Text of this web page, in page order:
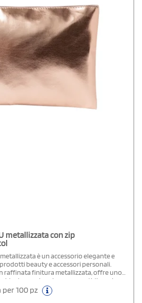
metallizzata con zip
è un accessorio elegante e
beauty e accessori personali.
raffinata finitura metallizzata, offre uno
ideale per viaggio e uso quotidiano. La
di custodire in sicurezza cosmetici,
mantenendo tutto sempre in ordine.
per 100 pz